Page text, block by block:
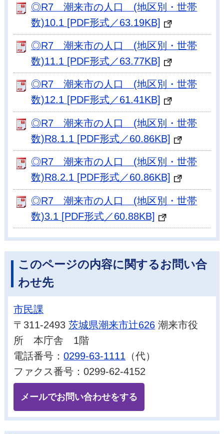
◎R7 潮来市の人口 (地区別・世帯
数)10.1 [PDF形式／63.19KB]
◎R7 潮来市の人口 (地区別・世帯
数)11.1 [PDF形式／63.77KB]
◎R7 潮来市の人口 (地区別・世帯
数)12.1 [PDF形式／61.41KB]
◎R7 潮来市の人口 (地区別・世帯
数)R8.1.1 [PDF形式／60.86KB]
◎R7 潮来市の人口 (地区別・世帯
数)R8.2.1 [PDF形式／60.86KB]
◎R7 潮来市の人口 (地区別・世帯
数)3.1 [PDF形式／60.88KB]
このページの内容に関するお問い合
わせ先
市民課
〒311-2493茨城県潮来市辻626 潮来市役
所 本庁舎 1階
電話番号：0299-63-1111 （代）
ファクス番号：0299-62-4152
メールでお問い合わせをする